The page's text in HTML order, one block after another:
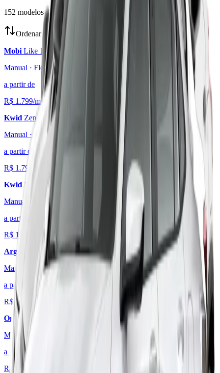
152 modelosde veículos assinatura encontrado
Ordenar por:
Mobi Like 1.0
Manual · Flex
a partir de
R$ 1.799/mês
Kwid Zen 1.0
Manual ·
Flex
a partir de
R$ 1.799 /mês
Kwid Intense 1.0
Manual
Flex
a partir de
R$ 1.849
/mês
Argo
Drive 1.0
Manual
Flex
a partir de
R$1.999
Onix 1.0
Manual
a partir de
R$ 2.099